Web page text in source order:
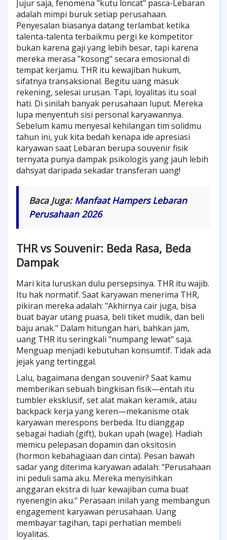
Jujur saja, fenomena "kutu loncat" pasca-Lebaran
adalah mimpi buruk setiap perusahaan.
Penyesalan biasanya datang terlambat ketika
talenta-talenta terbaikmu pergi ke kompetitor
bukan karena gaji yang lebih besar, tapi karena
mereka merasa "kosong" secara emosional di
tempat kerjamu. THR itu kewajiban hukum,
sifatnya transaksional. Begitu uang masuk
rekening, selesai urusan. Tapi, loyalitas itu soal
hati. Di sinilah banyak perusahaan luput. Mereka
lupa menyentuh sisi personal karyawannya.
Sebelum kamu menyesal kehilangan tim solidmu
tahun ini, yuk kita bedah kenapa ide apresiasi
karyawan saat Lebaran berupa souvenir fisik
ternyata punya dampak psikologis yang jauh lebih
dahsyat daripada sekadar transferan uang!
Baca Juga: Manfaat Hampers Lebaran
Perusahaan 2026
THR vs Souvenir: Beda Rasa, Beda
Dampak
Mari kita luruskan dulu persepsinya. THR itu wajib.
Itu hak normatif. Saat karyawan menerima THR,
pikiran mereka adalah: "Akhirnya cair juga, bisa
buat bayar utang puasa, beli tiket mudik, dan beli
baju anak." Dalam hitungan hari, bahkan jam,
uang THR itu seringkali "numpang lewat" saja.
Menguap menjadi kebutuhan konsumtif. Tidak ada
jejak yang tertinggal.
Lalu, bagaimana dengan souvenir? Saat kamu
memberikan sebuah bingkisan fisik—entah itu
tumbler eksklusif, set alat makan keramik, atau
backpack kerja yang keren—mekanisme otak
karyawan merespons berbeda. Itu dianggap
sebagai hadiah (gift), bukan upah (wage). Hadiah
memicu pelepasan dopamin dan oksitosin
(hormon kebahagiaan dan cinta). Pesan bawah
sadar yang diterima karyawan adalah: "Perusahaan
ini peduli sama aku. Mereka menyisihkan
anggaran ekstra di luar kewajiban cuma buat
nyenengin aku." Perasaan inilah yang membangun
engagement karyawan perusahaan. Uang
membayar tagihan, tapi perhatian membeli
loyalitas.